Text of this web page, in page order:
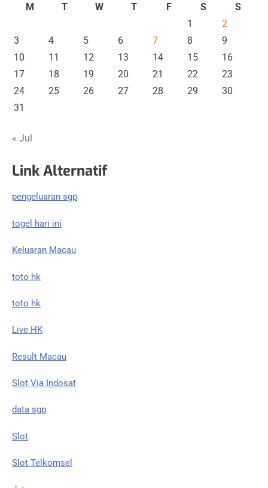
M
T W T F S
S
1
2
3
4 5 6 7 8
9
10
11 12 13 14 15
16
17
18 19 20 21 22
23
24
25 26 27 28 29
30
31
« Jul
Link Alternatif
pengeluaran sgp
togel hari ini
Keluaran Macau
toto hk
toto hk
Live HK
Result Macau
Slot Via Indosat
data sgp
Slot
Slot Telkomsel